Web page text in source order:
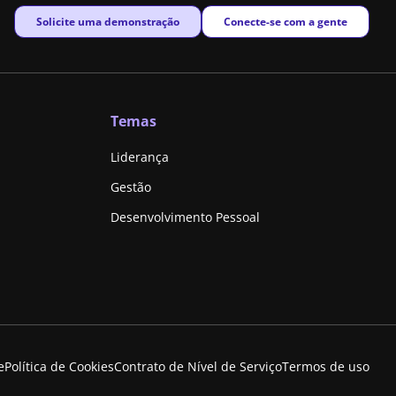
New window
Solicite uma demonstração New window
Conecte-se com a gente
Temas
Liderança
Gestão
Desenvolvimento Pessoal
Política de CookiesContrato de Nível de ServiçoTermos de uso